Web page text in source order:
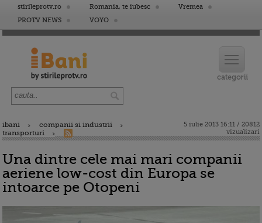
stirileprotv.ro Romania, te iubesc
Vremea
PROTV NEWS
VOYO
ibani
companii si industrii
transporturi
5 iulie 2013 16:11 / 20812
vizualizari
Una dintre cele mai mari companii
aeriene low-cost din Europa se
intoarce pe Otopeni